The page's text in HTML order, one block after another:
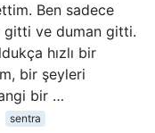
Ben sadece
gitti ve duman gitti.
hızlı bir
bir şeyleri
bir …
sentra